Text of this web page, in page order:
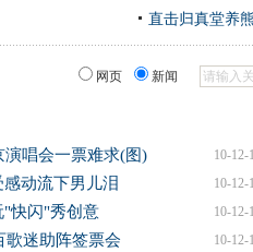
直击归真堂养
网页 新闻
10-12-
唱会一票难求(图)
10-12-
动流下男儿泪
10-12-
"快闪"秀创意
10-12-
歌迷助阵签票会